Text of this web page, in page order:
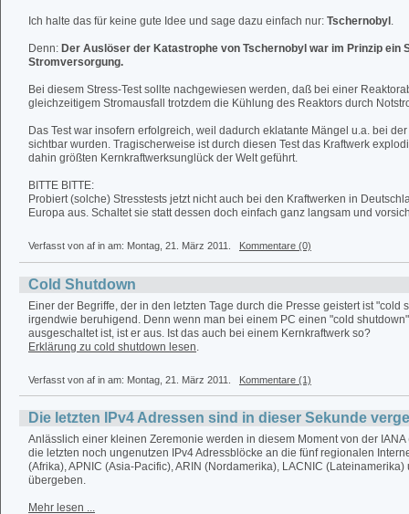
Ich halte das für keine gute Idee und sage dazu einfach nur: Tschernobyl .
Denn: Der Auslöser der Katastrophe von Tschernobyl war im Prinzip ein
Stromversorgung.
Bei diesem Stress-Test sollte nachgewiesen werden, daß bei einer
gleichzeitigem Stromausfall trotzdem die Kühlung des Reaktors durch
Das Test war insofern erfolgreich, weil dadurch eklatante Mängel u.a. bei
sichtbar wurden. Tragischerweise ist durch diesen Test das Kraftwerk
dahin größten Kernkraftwerksunglück der Welt geführt.
BITTE BITTE:
Probiert (solche) Stresstests jetzt nicht auch bei den Kraftwerken in
Europa aus. Schaltet sie statt dessen doch einfach ganz langsam und
Verfasst von af in am: Montag, 21. März 2011. Kommentare (0)
Cold Shutdown
Einer der Begriffe, der in den letzten Tage durch die Presse geistert ist "cold
irgendwie beruhigend. Denn wenn man bei einem PC einen "cold
ausgeschaltet ist, ist er aus. Ist das auch bei einem Kernkraftwerk so?
Erklärung zu cold shutdown lesen.
Verfasst von af in am: Montag, 21. März 2011. Kommentare (1)
Die letzten IPv4 Adressen sind in dieser Sekunde
Anlässlich einer kleinen Zeremonie werden in diesem Moment von der
die letzten noch ungenutzen IPv4 Adressblöcke an die fünf regionalen
(Afrika), APNIC (Asia-Pacific), ARIN (Nordamerika), LACNIC (Lateinamerika)
übergeben.
Mehr lesen ...